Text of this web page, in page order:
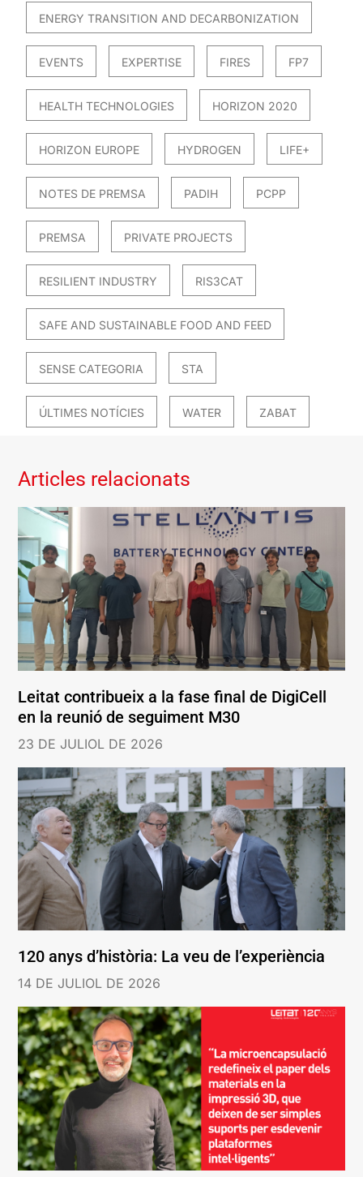
ENERGY TRANSITION AND DECARBONIZATION
EVENTS EXPERTISE FIRES FP7
HEALTH TECHNOLOGIES HORIZON 2020
HORIZON EUROPE HYDROGEN LIFE+
NOTES DE PREMSA PADIH PCPP
PREMSA PRIVATE PROJECTS
RESILIENT INDUSTRY RIS3CAT
SAFE AND SUSTAINABLE FOOD AND FEED
SENSE CATEGORIA STA
ÚLTIMES NOTÍCIES WATER ZABAT
Articles relacionats
Leitat contribueix a la fase final de DigiCell
en la reunió de seguiment M30
23 DE JULIOL DE 2026
120 anys d’història: La veu de l’experiència
14 DE JULIOL DE 2026